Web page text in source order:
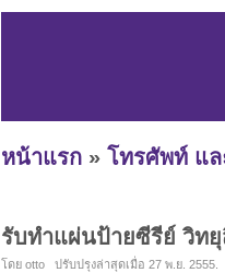
หน้าแรก » โทรศัพท์ แ
รับทำแผ่นป้ายซีรีย์ วิทยุ
โดย otto ปรับปรุงล่าสุดเมื่อ 27 พ.ย. 2555.